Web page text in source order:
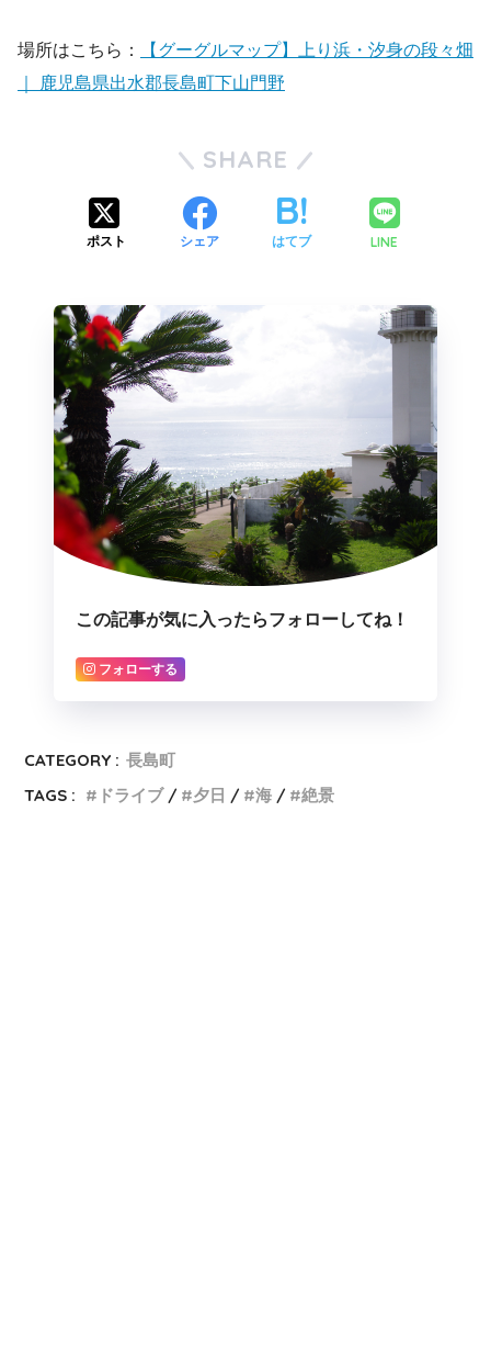
場所はこちら：
【グーグルマップ】上り浜・汐身の段々畑
｜ 鹿児島県出水郡長島町下山門野
SHARE
ポスト シェア はてブ LINE
この記事が気に入ったらフォローしてね！
フォローする
CATEGORY : 長島町
TAGS :
ドライブ 夕日 海 絶景